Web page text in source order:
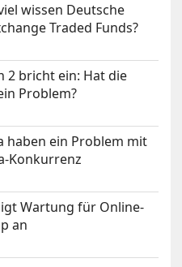
wissen Deutsche
Traded Funds?
2 bricht ein: Hat die
Problem?
haben ein Problem mit
Konkurrenz
Wartung für Online-
an